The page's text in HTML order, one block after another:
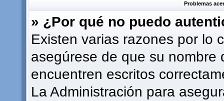
Problemas
» ¿Por qué no puedo
Existen varias razones por lo
asegúrese de que su nombre
encuentren escritos
La Administración para